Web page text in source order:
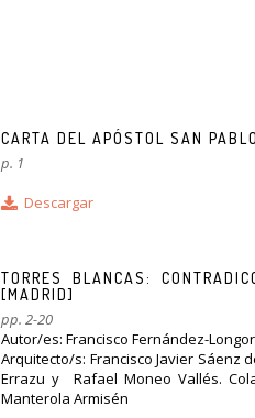
CARTA DEL APÓSTOL SAN
p. 1
Descargar
TORRES BLANCAS:
[MADRID]
pp. 2-20
Autor/es: Francisco Fernández-
Arquitecto/s: Francisco Javier Sáenz
Errazu y Rafael Moneo Vallés.
Manterola Armisén